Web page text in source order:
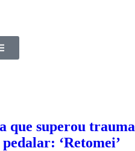
que superou trauma
‘Retomei’